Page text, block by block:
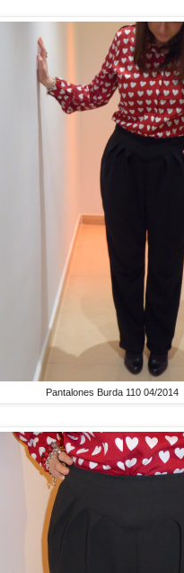
Pantalones Burda 110 04/2014